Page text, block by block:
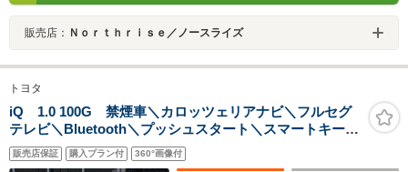
販売店： Ｎｏｒｔｈｒｉｓｅ／ノースライズ
トヨタ
iQ 1.0 100G 禁煙車＼カロッツェリアナビ＼フルセグ
テレビ＼Bluetooth＼プッシュスタート＼スマートキー＼
オートライト＼
販売店保証 購入プラン付 360°画像付